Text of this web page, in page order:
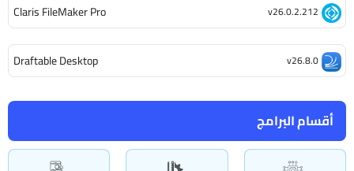
أقسام البرامج
Claris FileMaker Pro v26.0.2.212
Draftable Desktop v26.8.0